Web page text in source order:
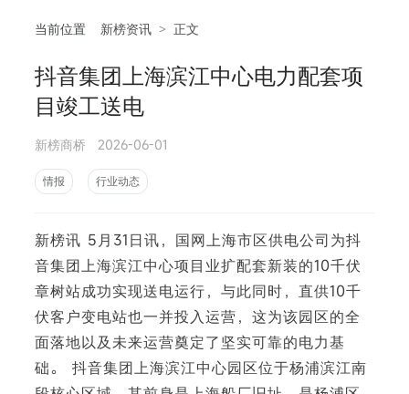
当前位置 新榜资讯 > 正文
抖音集团上海滨江中心电力配套项
目竣工送电
新榜商桥 2026-06-01
情报 行业动态
新榜讯 5月31日讯，国网上海市区供电公司为抖
音集团上海滨江中心项目业扩配套新装的10千伏
章树站成功实现送电运行，与此同时，直供10千
伏客户变电站也一并投入运营，这为该园区的全
面落地以及未来运营奠定了坚实可靠的电力基
础。 抖音集团上海滨江中心园区位于杨浦滨江南